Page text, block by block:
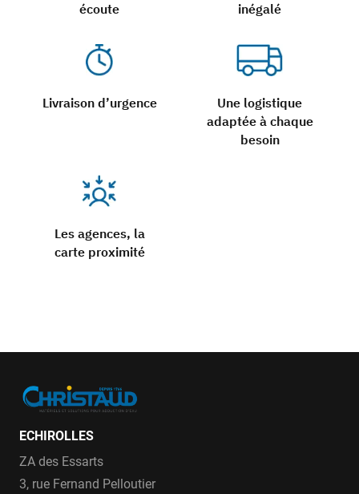
écoute
inégalé
Livraison d’urgence
Une logistique
adaptée à chaque
besoin
Les agences, la
carte proximité
ECHIROLLES
ZA des Essarts
3, rue Fernand Pelloutier